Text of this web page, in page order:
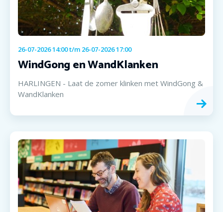
26-07-2026 14:00t/m 26-07-2026 17:00
WindGong en WandKlanken
HARLINGEN - Laat de zomer klinken met WindGong &
WandKlanken